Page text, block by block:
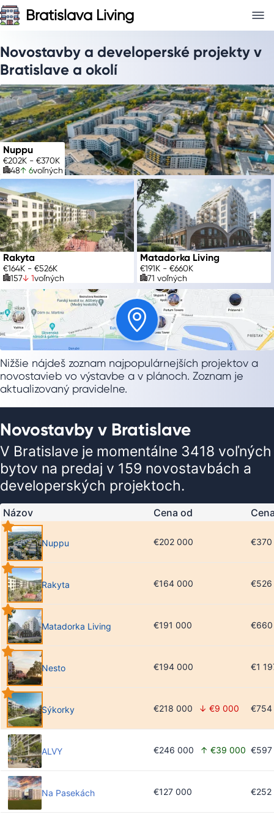
Bratislava Living
Novostavby a developerské projekty v
Bratislave a okolí
Nuppu
€202K - €370K
48↑ 6voľných
Rakyta
€164K - €526K
157↓ 1voľných
Matadorka Living
€191K - €660K
71 voľných
Nižšie nájdeš zoznam najpopulárnejších projektov a
novostavieb vo výstavbe a v plánoch. Zoznam je
aktualizovaný pravidelne.
Novostavby v Bratislave
V Bratislave je momentálne 3418 voľných
bytov na predaj v 159 novostavbách a
developerských projektoch.
Názov Cena od
Nuppu €202 000
Rakyta €164 000
Matadorka Living €191 000
Nesto €194 000 €1
Sýkorky €218 000 ↓ €9 000
ALVY €246 000 ↑ €39 000
Na Pasekách €127 000 €252